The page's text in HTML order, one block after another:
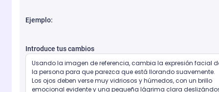
Ejemplo:
Introduce tus cambios